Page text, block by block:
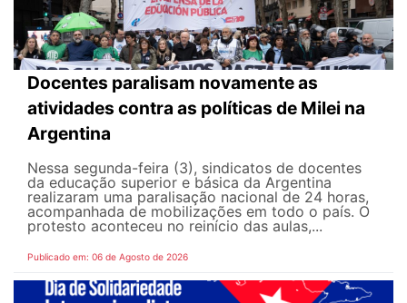
Docentes paralisam novamente as
atividades contra as políticas de Milei na
Argentina
Nessa segunda-feira (3), sindicatos de docentes
da educação superior e básica da Argentina
realizaram uma paralisação nacional de 24 horas,
acompanhada de mobilizações em todo o país. O
protesto aconteceu no reinício das aulas,...
Publicado em: 06 de Agosto de 2026